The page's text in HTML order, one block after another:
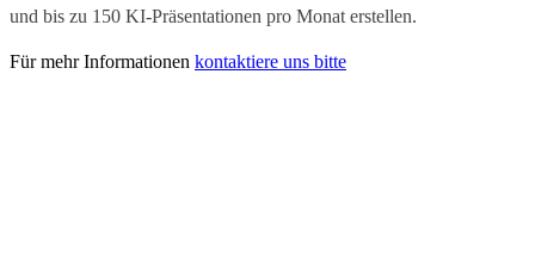
und bis zu 150 KI-Präsentationen pro Monat erstellen.
Für mehr Informationen kontaktiere uns bitte